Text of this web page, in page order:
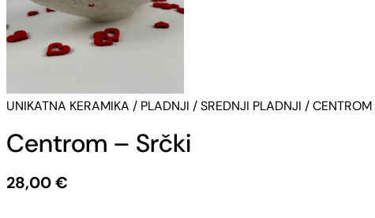
UNIKATNA KERAMIKA / PLADNJI /SREDNJI PLADNJI /CENTROM
Centrom – Srčki
28,00€